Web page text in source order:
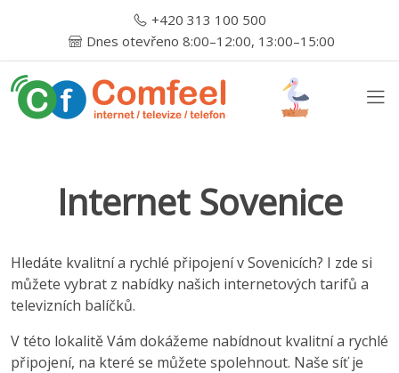
+420 313 100 500
Dnes otevřeno 8:00–12:00, 13:00–15:00
Internet Sovenice
Hledáte kvalitní a rychlé připojení v Sovenicích? I zde si
můžete vybrat z nabídky našich internetových tarifů a
televizních balíčků.
V této lokalitě Vám dokážeme nabídnout kvalitní a rychlé
připojení, na které se můžete spolehnout. Naše síť je